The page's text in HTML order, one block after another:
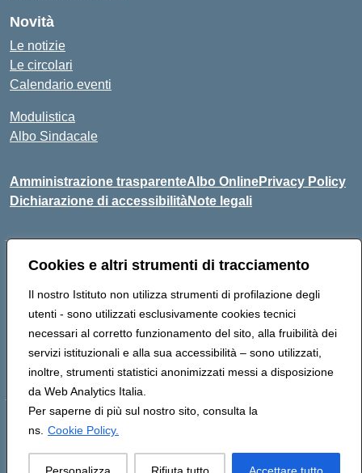
Cookies e altri strumenti di tracciamento
Il nostro Istituto non utilizza strumenti di profilazione degli
utenti - sono utilizzati esclusivamente cookies tecnici
necessari al corretto funzionamento del sito, alla fruibilità dei
servizi istituzionali e alla sua accessibilità – sono utilizzati,
inoltre, strumenti statistici anonimizzati messi a disposizione
da Web Analytics Italia.
Per saperne di più sul nostro sito, consulta la
ns. Cookie Policy.
Novità
Le notizie
Le circolari
Calendario eventi
Modulistica
Albo Sindacale
Amministrazione trasparenteAlbo OnlinePrivacy Policy
Dichiarazione di accessibilitàNote legali
Indirizzo:Via Pastore, 3 – Q.Re Paolo VI - 74123 Taranto
Posta elettronica certificata (PEC):TAIC873006@pec.istruzione.it
Codice fiscale: 90279480736